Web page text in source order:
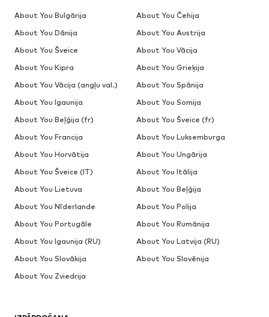
About You Bulgārija
About You Čehija
About You Dānija
About You Austrija
About You Šveice
About You Vācija
About You Kipra
About You Grieķija
About You Vācija (angļu val.)
About You Spānija
About You Igaunija
About You Somija
About You Beļģija (fr)
About You Šveice (fr)
About You Francija
About You Luksemburga
About You Horvātija
About You Ungārija
About You Šveice (IT)
About You Itālija
About You Lietuva
About You Beļģija
About You Nīderlande
About You Polija
About You Portugāle
About You Rumānija
About You Igaunija (RU)
About You Latvija (RU)
About You Slovākija
About You Slovēnija
About You Zviedrija